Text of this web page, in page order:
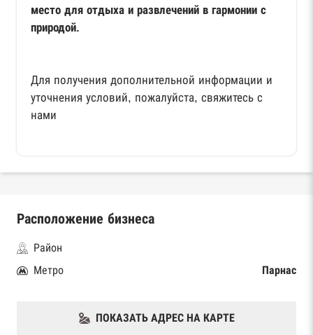
место для отдыха и развлечений в гармонии с
природой.
Для получения дополнительной информации и
уточнения условий, пожалуйста, свяжитесь с
нами
Расположение бизнеса
Район
Метро
Парнас
ПОКАЗАТЬ АДРЕС НА КАРТЕ